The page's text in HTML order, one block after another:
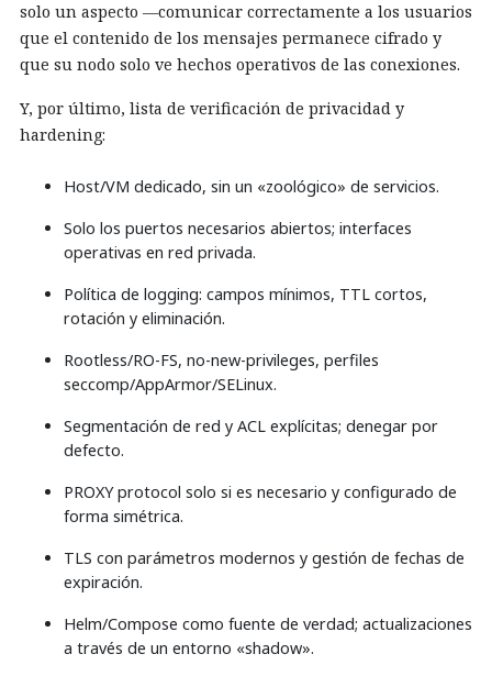
solo un aspecto —comunicar correctamente a los usuarios
que el contenido de los mensajes permanece cifrado y
que su nodo solo ve hechos operativos de las conexiones.
Y, por último, lista de verificación de privacidad y
hardening:
Host/VM dedicado, sin un «zoológico» de servicios.
Solo los puertos necesarios abiertos; interfaces
operativas en red privada.
Política de logging: campos mínimos, TTL cortos,
rotación y eliminación.
Rootless/RO-FS, no-new-privileges, perfiles
seccomp/AppArmor/SELinux.
Segmentación de red y ACL explícitas; denegar por
defecto.
PROXY protocol solo si es necesario y configurado de
forma simétrica.
TLS con parámetros modernos y gestión de fechas de
expiración.
Helm/Compose como fuente de verdad; actualizaciones
a través de un entorno «shadow».